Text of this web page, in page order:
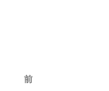
投
前
前